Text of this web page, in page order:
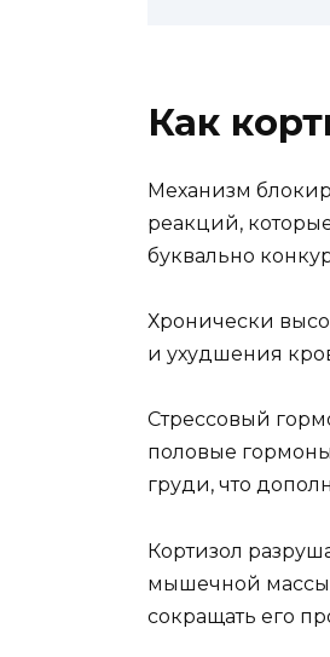
Как
Механизм
реакций,
буквально
Хронически
и ухудшения
Стрессовый
половые
груди, что
Кортизол
мышечной массы
сокращать его